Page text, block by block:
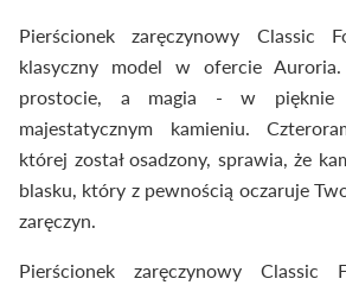
Pierścionek zaręczynowy Classic
klasyczny model w ofercie
prostocie, a magia - w pięknie
majestatycznym kamieniu.
której został osadzony, sprawia, że
blasku, który z pewnością oczaruje
zaręczyn.
Pierścionek zaręczynowy Classic